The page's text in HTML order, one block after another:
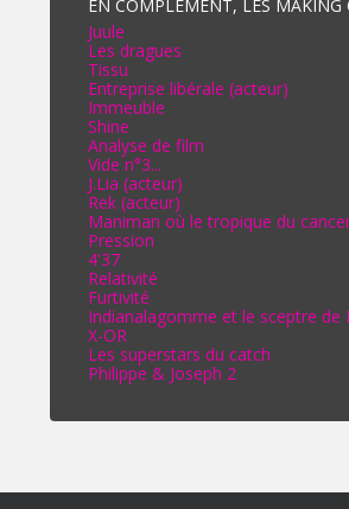
EN COMPLÉMENT, LES MAKING
Juule
Les dragues
Tissu
Entreprise libérale (acteur)
Immeuble
Shine
Analyse de film
Vide n°3...
J.Lia (acteur)
Rek (acteur)
Maniman où le tropique du
Pression
4'37
Relativité
Furtivité
Indianalagomme et le sceptre de
X-OR
Les superstars du catch
Philippe & Joseph 2